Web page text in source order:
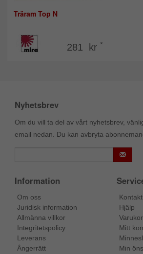
Träram Top N
281 kr *
Nyhetsbrev
Om du vill ta del av vårt nyhetsbrev,
email nedan. Du kan avbryta
Information
Om oss
Juridisk information
Allmänna villkor
Integritetspolicy
Leverans
Ångerrätt
Kontakt
Hjälp
Mitt
Min